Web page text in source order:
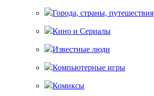
Города, страны, путешествия
Кино и Сериалы
Известные люди
Компьютерные игры
Комиксы